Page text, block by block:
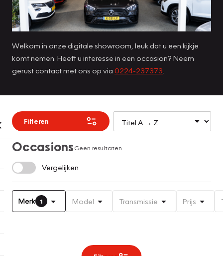
Welkom in onze digitale showroom, leuk dat u een kijkje
komt nemen. Heeft u interesse in een occasion? Neem
gerust contact met ons op via 0224-237373
Filteren
OccasionsGeen resultaten
Vergelijken
Merk 1 Model Transmissie Prijs